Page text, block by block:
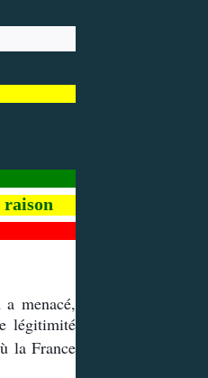
raison
menacé,
légitimité
la France